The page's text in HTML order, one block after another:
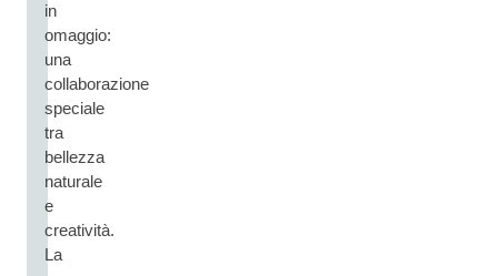
in
omaggio:
una
collaborazione
speciale
tra
bellezza
naturale
e
creatività.
La